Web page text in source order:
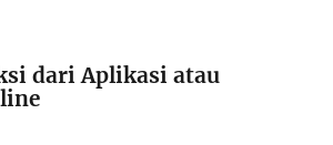
dari Aplikasi atau